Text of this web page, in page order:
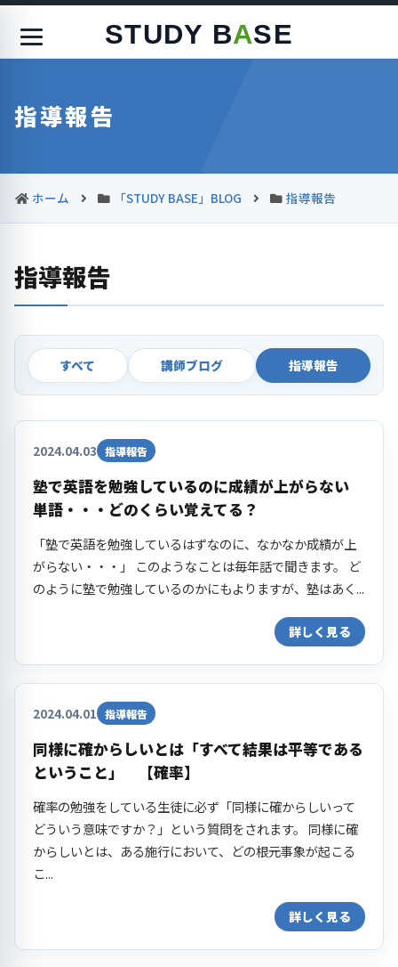
STUDY BASE
指導報告
ホーム 「STUDY BASE」BLOG 指導報告
指導報告
すべて 講師ブログ 指導報告
2024.04.03 指導報告
塾で英語を勉強しているのに成績が上がらない
単語・・・どのくらい覚えてる？
「塾で英語を勉強しているはずなのに、なかなか成績が上
がらない・・・」 このようなことは毎年話で聞きます。 ど
のように塾で勉強しているのかにもよりますが、塾はあく...
詳しく見る
2024.04.01 指導報告
同様に確からしいとは「すべて結果は平等である
ということ」 【確率】
確率の勉強をしている生徒に必ず「同様に確からしいって
どういう意味ですか？」という質問をされます。 同様に確
からしいとは、ある施行において、どの根元事象が起こる
こ...
詳しく見る